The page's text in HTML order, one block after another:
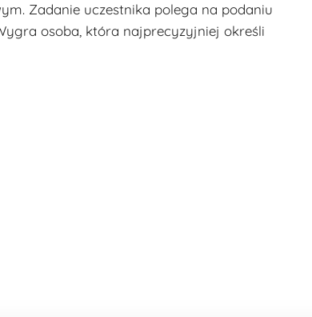
Zadanie uczestnika polega na podaniu
osoba, która najprecyzyjniej określi